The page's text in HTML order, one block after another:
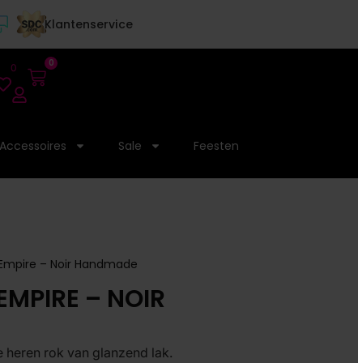
Klantenservice
0 0
Accessoires Sale Feesten
– Noir Handmade
– NOIR
rok van glanzend lak.